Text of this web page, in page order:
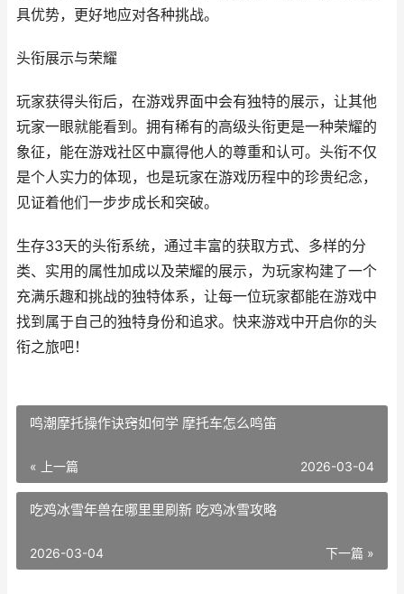
具优势，更好地应对各种挑战。
头衔展示与荣耀
玩家获得头衔后，在游戏界面中会有独特的展示，让其他
玩家一眼就能看到。拥有稀有的高级头衔更是一种荣耀的
象征，能在游戏社区中赢得他人的尊重和认可。头衔不仅
是个人实力的体现，也是玩家在游戏历程中的珍贵纪念，
见证着他们一步步成长和突破。
生存33天的头衔系统，通过丰富的获取方式、多样的分
类、实用的属性加成以及荣耀的展示，为玩家构建了一个
充满乐趣和挑战的独特体系，让每一位玩家都能在游戏中
找到属于自己的独特身份和追求。快来游戏中开启你的头
衔之旅吧！
鸣潮摩托操作诀窍如何学 摩托车怎么鸣笛
« 上一篇 2026-03-04
吃鸡冰雪年兽在哪里里刷新 吃鸡冰雪攻略
下一篇 »
2026-03-04